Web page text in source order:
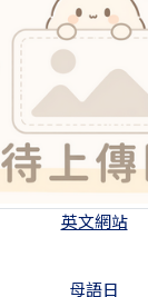
英文網站
母語日